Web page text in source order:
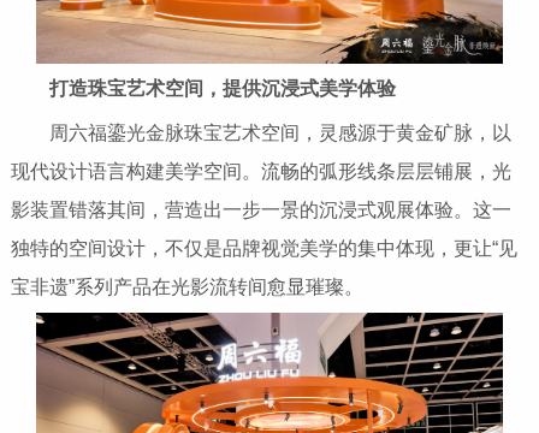
打造珠宝艺术空间， 提供沉浸式美学体验
周六福鎏光金脉珠宝艺术空间，灵感源于黄金矿脉，以
现代设计语言构建美学空间。流畅的弧形线条层层铺展，光
影装置错落其间，营造出一步一景的沉浸式观展体验。这一
独特的空间设计，不仅是品牌视觉美学的集中体现，更让“见
宝非遗”系列产品在光影流转间愈显璀璨。